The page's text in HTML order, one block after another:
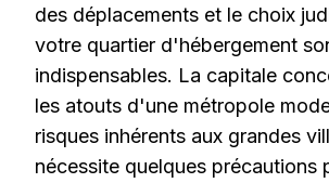
des déplacements et le choix
votre quartier d'hébergement
indispensables. La capitale
les atouts d'une métropole
risques inhérents aux grandes
nécessite quelques précautions